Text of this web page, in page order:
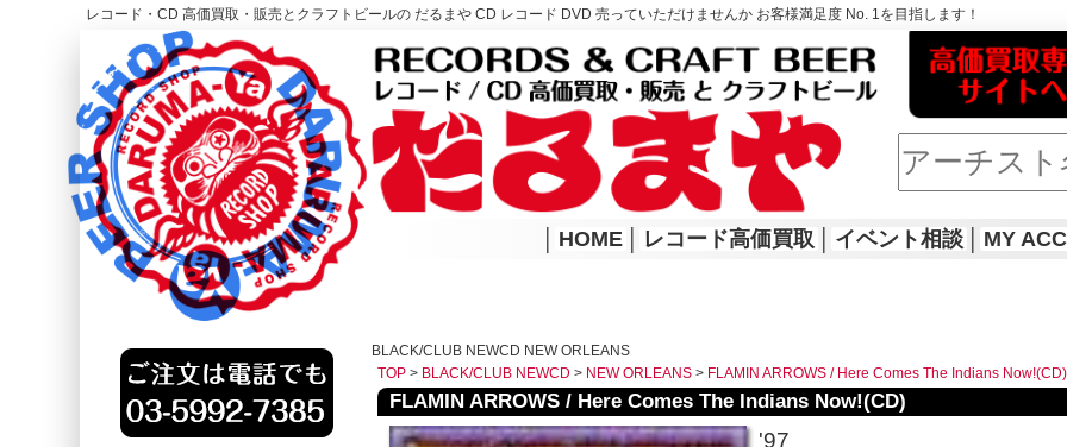
レコード・CD 高価買取・販売とクラフトビールの だるまや CD レコード DVD 売っていただけませんか お客様満足度 No. 1を目指します！
レコード高価買取はこちら
HOME
HOME レコード高価買取 イベント相談 MY
BLACK/CLUB NEWCD NEW ORLEANS
TOP > BLACK/CLUB NEWCD > NEW ORLEANS > FLAMIN ARROWS / Here Comes The Indians Now!(CD)
FLAMIN ARROWS / Here Comes The Indians Now!(CD)
'97